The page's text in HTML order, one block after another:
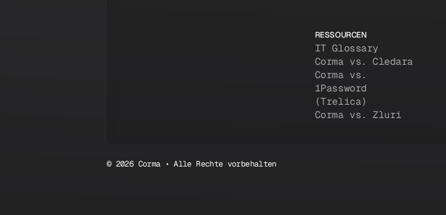
RESSOURCEN
IT Glossary
Corma vs. Cledara
Corma vs.
1Password
(Trelica)
Corma vs. Zluri
© 2026 Corma • Alle Rechte vorbehalten